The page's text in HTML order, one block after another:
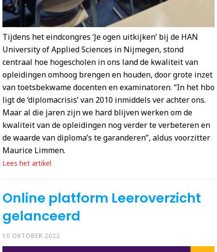
Tijdens het eindcongres ‘Je ogen uitkijken’ bij de HAN
University of Applied Sciences in Nijmegen, stond
centraal hoe hogescholen in ons land de kwaliteit van
opleidingen omhoog brengen en houden, door grote inzet
van toetsbekwame docenten en examinatoren. “In het hbo
ligt de ‘diplomacrisis’ van 2010 inmiddels ver achter ons.
Maar al die jaren zijn we hard blijven werken om de
kwaliteit van de opleidingen nog verder te verbeteren en
de waarde van diploma’s te garanderen”, aldus voorzitter
Maurice Limmen.
Lees het artikel
Online platform Leeroverzicht
gelanceerd
10 OKTOBER 2022